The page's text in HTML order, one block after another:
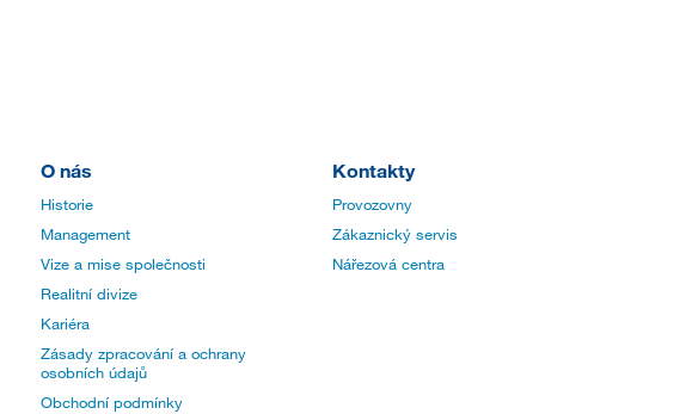
O nás
Historie
Management
Vize a mise společnosti
Realitní divize
Kariéra
Zásady zpracování a ochrany
osobních údajů
Obchodní podmínky
Kontakty
Provozovny
Zákaznický servis
Nářezová centra